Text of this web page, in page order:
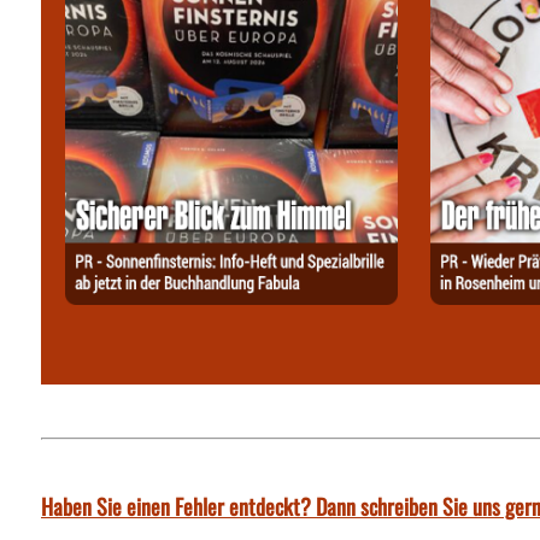
Haben Sie einen Fehler entdeckt? Dann schreiben Sie uns